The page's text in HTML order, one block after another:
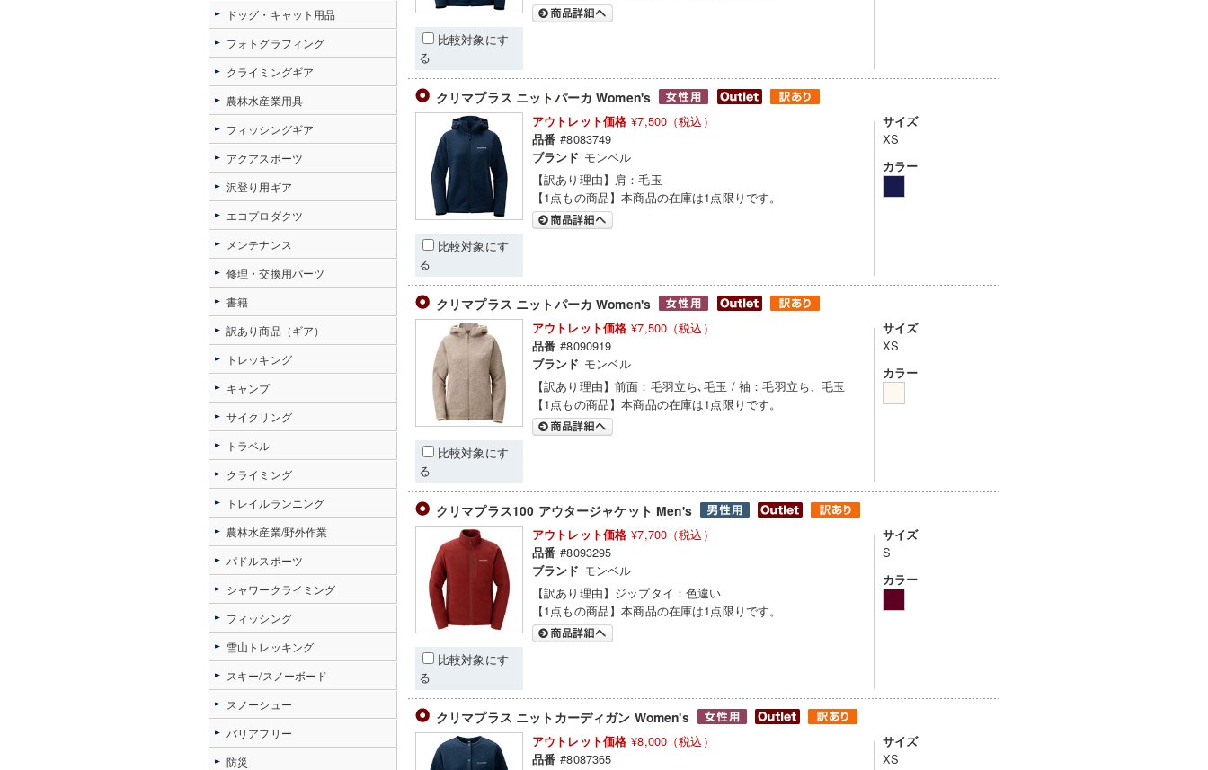
比較対象にす
る
クリマプラス ニットパーカ Women's
比較対象にす
る
アウトレット価格 ¥7,500（税込）
品番 #8083749
ブランド モンベル
【訳あり理由】肩：毛玉
【1点もの商品】本商品の在庫は1点限りです。
サイズ
XS
カラー
クリマプラス ニットパーカ Women's
比較対象にす
る
アウトレット価格 ¥7,500（税込）
品番 #8090919
ブランド モンベル
【訳あり理由】前面：毛羽立ち､毛玉 / 袖：毛羽立ち、毛玉
【1点もの商品】本商品の在庫は1点限りです。
サイズ
XS
カラー
クリマプラス100 アウタージャケット Men's
比較対象にす
る
アウトレット価格 ¥7,700（税込）
品番 #8093295
ブランド モンベル
【訳あり理由】ジップタイ：色違い
【1点もの商品】本商品の在庫は1点限りです。
サイズ
S
カラー
クリマプラス ニットカーディガン Women's
アウトレット価格 ¥8,000（税込）
品番 #8087365
サイズ
XS
ドッグ・キャット用品
フォトグラフィング
クライミングギア
農林水産業用具
フィッシングギア
アクアスポーツ
沢登り用ギア
エコプロダクツ
メンテナンス
修理・交換用パーツ
書籍
訳あり商品（ギア）
トレッキング
キャンプ
サイクリング
トラベル
クライミング
トレイルランニング
農林水産業/野外作業
パドルスポーツ
シャワークライミング
フィッシング
雪山トレッキング
スキー/スノーボード
スノーシュー
バリアフリー
防災